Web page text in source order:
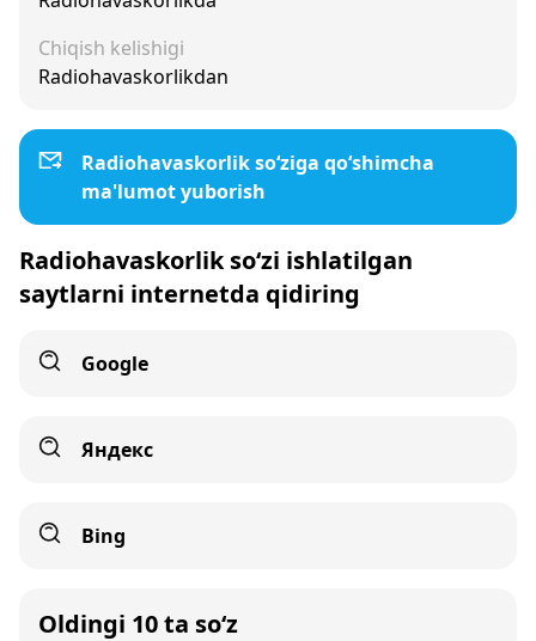
Chiqish kelishigi
Radiohavaskorlikdan
Radiohavaskorlik so‘ziga qo‘shimcha
ma'lumot yuborish
Radiohavaskorlik so‘zi ishlatilgan
saytlarni internetda qidiring
Google
Яндекс
Bing
Oldingi 10 ta so‘z